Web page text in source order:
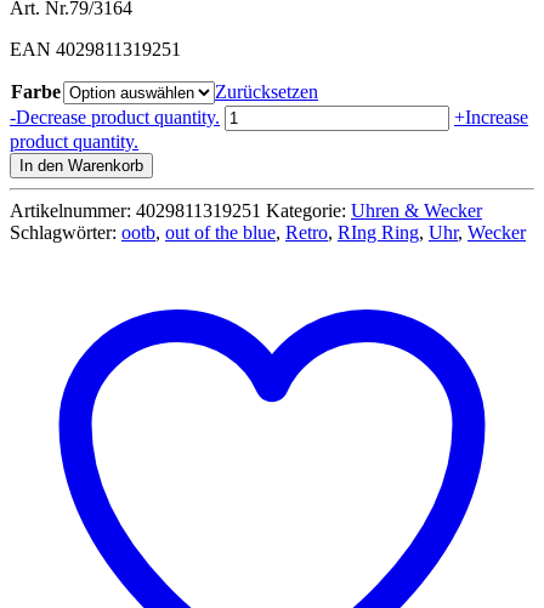
Art. Nr.79/3164
EAN 4029811319251
Farbe
Zurücksetzen
-Decrease product quantity. Wecker
im
Weiß/Schwarz
Menge
+Increase
product quantity.
In den Warenkorb
Artikelnummer: 4029811319251 Kategorie: Uhren & Wecker
Schlagwörter: ootb, out of the blue, Retro, RIng Ring, Uhr, Wecker